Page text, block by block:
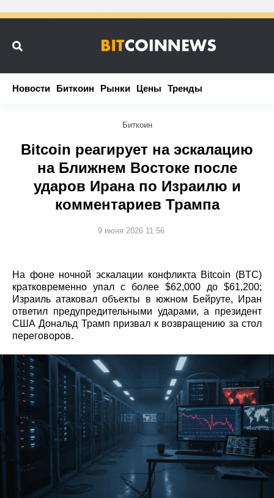
Новости Биткоин Рынки Цены Тренды
Новости Биткоин Рынки Цены Тренды
Биткоин
Bitcoin реагирует на эскалацию
на Ближнем Востоке после
ударов Ирана по Израилю и
комментариев Трампа
9 июня 2026 11:56
На фоне ночной эскалации конфликта Bitcoin (BTC)
кратковременно упал с более $62,000 до $61,200;
Израиль атаковал объекты в южном Бейруте, Иран
ответил предупредительными ударами, а президент
США Дональд Трамп призвал к возвращению за стол
переговоров.